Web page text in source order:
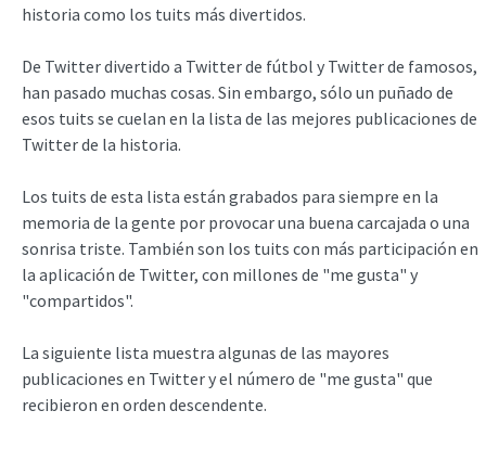
historia como los tuits más divertidos.
De Twitter divertido a Twitter de fútbol y Twitter de famosos,
han pasado muchas cosas. Sin embargo, sólo un puñado de
esos tuits se cuelan en la lista de las mejores publicaciones de
Twitter de la historia.
Los tuits de esta lista están grabados para siempre en la
memoria de la gente por provocar una buena carcajada o una
sonrisa triste. También son los tuits con más participación en
la aplicación de Twitter, con millones de "me gusta" y
"compartidos".
La siguiente lista muestra algunas de las mayores
publicaciones en Twitter y el número de "me gusta" que
recibieron en orden descendente.